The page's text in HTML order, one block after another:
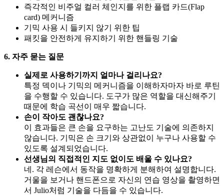
즉각적인 비주얼 컬러 체인지를 위한 플랩 카드(Flap
card) 메커니즘
기믹 사용 시 들키지 않기 위한 팁
패킷을 안전하게 유지하기 위한 핸들링 기술
6. 자주 묻는 질문
실제로 사용하기까지 얼마나 걸리나요?
특정 덱이나 기믹의 메커니즘을 이해하자마자 바로 루틴
을 수행할 수 있습니다. 도구가 많은 역할을 대신해주기
때문에 학습 곡선이 매우 짧습니다.
손이 작아도 괜찮나요?
이 효과들은 큰 손을 요구하는 고난도 기술에 의존하지
않습니다. 기믹은 손 크기와 상관없이 누구나 사용할 수
있도록 설계되었습니다.
선생님의 직접적인 지도 없이도 배울 수 있나요?
네. 각 레슨에서 동작을 명확하게 분해하여 설명합니다.
거울을 보거나 핸드폰으로 자신의 연습 영상을 촬영하면
서 Julio처럼 기술을 다듬을 수 있습니다.